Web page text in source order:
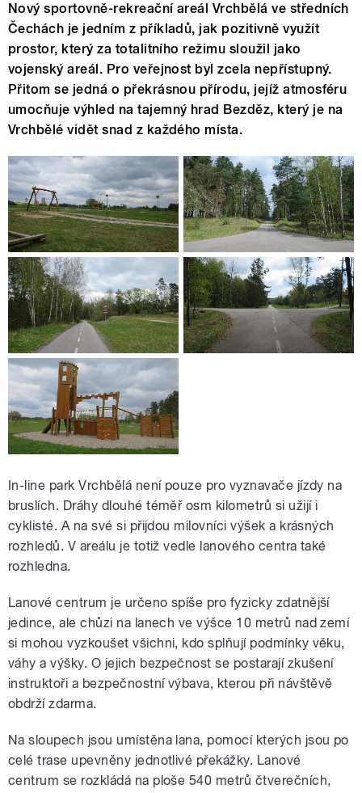
Nový sportovně-rekreační areál Vrchbělá ve středních
Čechách je jedním z příkladů, jak pozitivně využít
prostor, který za totalitního režimu sloužil jako
vojenský areál. Pro veřejnost byl zcela nepřístupný.
Přitom se jedná o překrásnou přírodu, jejíž atmosféru
umocňuje výhled na tajemný hrad Bezděz, který je na
Vrchbělé vidět snad z každého místa.
In-line park Vrchbělá není pouze pro vyznavače jízdy na
bruslích. Dráhy dlouhé téměř osm kilometrů si užijí i
cyklisté. A na své si přijdou milovníci výšek a krásných
rozhledů. V areálu je totiž vedle lanového centra také
rozhledna.
Lanové centrum je určeno spíše pro fyzicky zdatnější
jedince, ale chůzi na lanech ve výšce 10 metrů nad zemí
si mohou vyzkoušet všichni, kdo splňují podmínky věku,
váhy a výšky. O jejich bezpečnost se postarají zkušení
instruktoři a bezpečnostní výbava, kterou při návštěvě
obdrží zdarma.
Na sloupech jsou umístěna lana, pomocí kterých jsou po
celé trase upevněny jednotlivé překážky. Lanové
centrum se rozkládá na ploše 540 metrů čtverečních,